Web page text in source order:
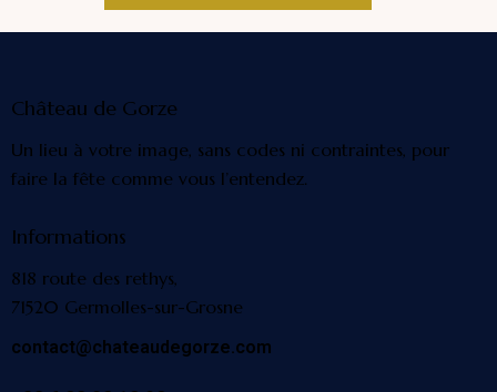
Château de Gorze
Un lieu à votre image, sans codes ni contraintes, pour
faire la fête comme vous l’entendez.
Informations
818 route des rethys,
71520 Germolles-sur-Grosne
contact@chateaudegorze.com